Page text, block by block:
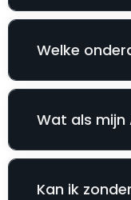
Welke
Wat als mijn
Kan ik